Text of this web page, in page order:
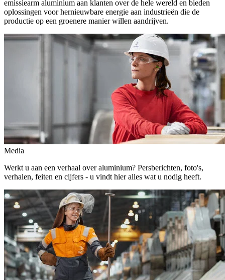
emissiearm aluminium aan klanten over de hele wereld en bieden
oplossingen voor hernieuwbare energie aan industrieën die de
productie op een groenere manier willen aandrijven.
Media
Werkt u aan een verhaal over aluminium? Persberichten, foto's,
verhalen, feiten en cijfers - u vindt hier alles wat u nodig heeft.